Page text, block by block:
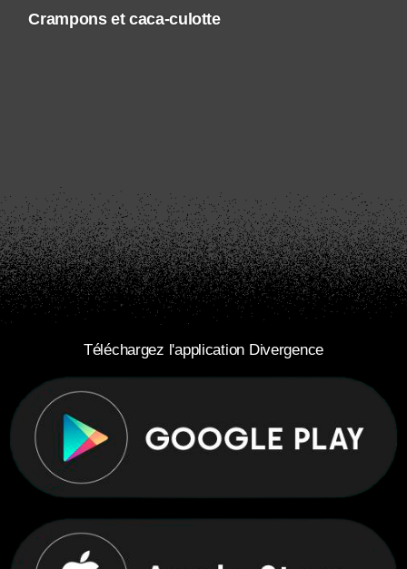
Crampons et caca-culotte
Téléchargez l'application Divergence